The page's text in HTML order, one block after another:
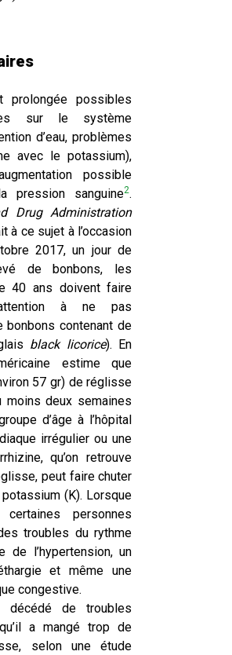
possibles
sur le système
d’eau, problèmes
avec le potassium),
possible
pression sanguine2.
Drug Administration
à ce sujet à l’occasion
2017, un jour de
de bonbons, les
40 ans doivent faire
attention à ne pas
bonbons contenant de
black licorice). En
estime que
57 gr) de réglisse
moins deux semaines
d’âge à l’hôpital
irrégulier ou une
qu’on retrouve
peut faire chuter
(K). Lorsque
personnes
troubles du rythme
de l’hypertension, un
et même une
congestive.
décédé de troubles
a mangé trop de
selon une étude